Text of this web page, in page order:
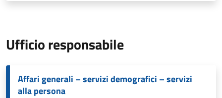
Ufficio responsabile
Affari generali – servizi demografici – servizi
alla persona